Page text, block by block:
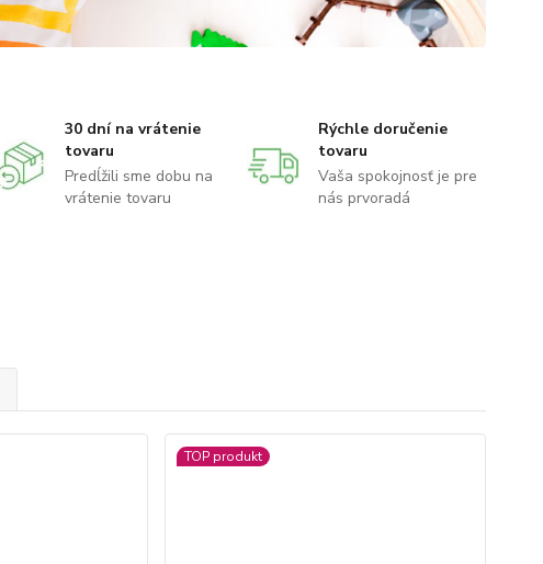
30 dní na vrátenie
tovaru
Predĺžili sme dobu na
vrátenie tovaru
Rýchle doručenie
tovaru
Vaša spokojnosť je pre
nás prvoradá
TOP produkt